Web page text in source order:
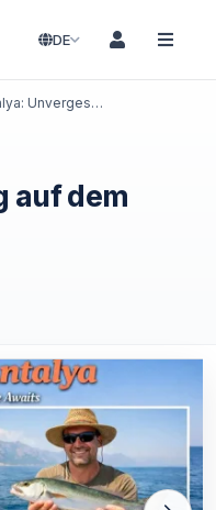
DE
Angeln in Antalya: Unvergesslicher Tag auf dem Mittelmeer
auf dem